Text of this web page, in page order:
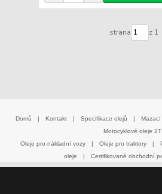
strana z 1
Domů | Kontakt | Specifikace olejů | Mazací
Motocyklové oleje 2T
Oleje pro nákladní vozy
| Oleje pro traktory |
oleje
| Certifikované obchodní